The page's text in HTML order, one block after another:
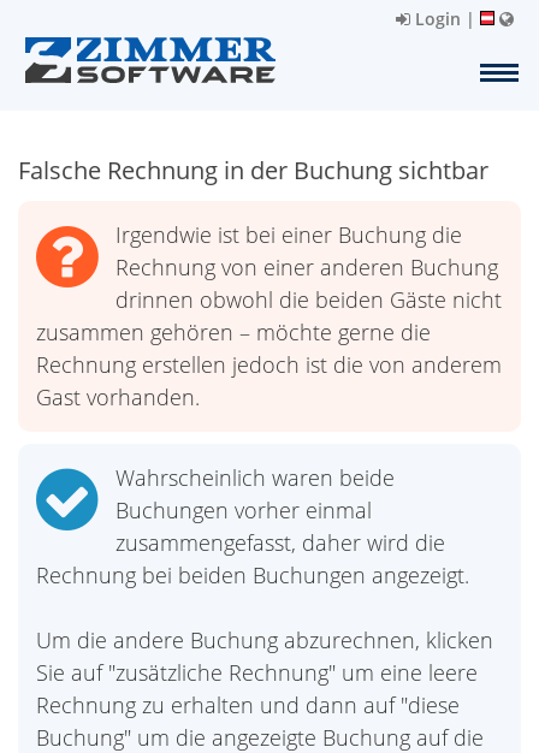
Login |
Falsche Rechnung in der Buchung sichtbar
Irgendwie ist bei einer Buchung die
Rechnung von einer anderen Buchung
drinnen obwohl die beiden Gäste nicht
zusammen gehören – möchte gerne die
Rechnung erstellen jedoch ist die von anderem
Gast vorhanden.
Wahrscheinlich waren beide
Buchungen vorher einmal
zusammengefasst, daher wird die
Rechnung bei beiden Buchungen angezeigt.
Um die andere Buchung abzurechnen, klicken
Sie auf "zusätzliche Rechnung" um eine leere
Rechnung zu erhalten und dann auf "diese
Buchung" um die angezeigte Buchung auf die